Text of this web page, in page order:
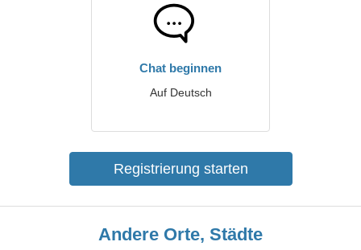
Chat beginnen
Auf Deutsch
Registrierung starten
Andere Orte, Städte